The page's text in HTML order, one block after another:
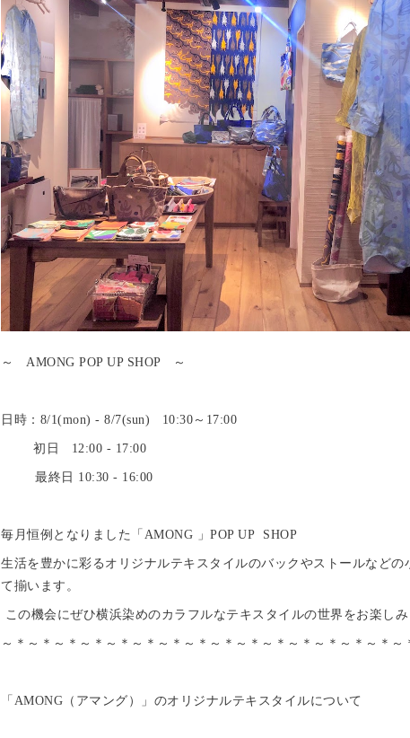
～ AMONG POP UP SHOP ～
日時：8/1(mon) - 8/7(sun) 10:30～17:00
初日 12:00 - 17:00
最終日 10:30 - 16:00
毎月恒例となりました「AMONG 」POP UP SHOP
生活を豊かに彩るオリジナルテキスタイルのバックやストールなどの
て揃います。
この機会にぜひ横浜染めのカラフルなテキスタイルの世界をお楽しみ
～＊～＊～＊～＊～＊～＊～＊～＊～＊～＊～＊～＊～＊～＊～＊～
「AMONG（アマング）」のオリジナルテキスタイルについて